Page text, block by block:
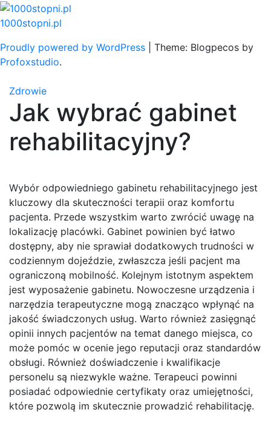
Skip
to
1000stopni.pl
Proudly powered by WordPress
Theme: Blogpecos by
Profoxstudio.
Zdrowie
Jak wybrać gabinet
rehabilitacyjny?
Wybór odpowiedniego gabinetu rehabilitacyjnego jest
kluczowy dla skuteczności terapii oraz komfortu
pacjenta. Przede wszystkim warto zwrócić uwagę na
lokalizację placówki. Gabinet powinien być łatwo
dostępny, aby nie sprawiał dodatkowych trudności w
codziennym dojeździe, zwłaszcza jeśli pacjent ma
ograniczoną mobilność. Kolejnym istotnym aspektem
jest wyposażenie gabinetu. Nowoczesne urządzenia i
narzędzia terapeutyczne mogą znacząco wpłynąć na
jakość świadczonych usług. Warto również zasięgnąć
opinii innych pacjentów na temat danego miejsca, co
może pomóc w ocenie jego reputacji oraz standardów
obsługi. Również doświadczenie i kwalifikacje
personelu są niezwykle ważne. Terapeuci powinni
posiadać odpowiednie certyfikaty oraz umiejętności,
które pozwolą im skutecznie prowadzić rehabilitację.